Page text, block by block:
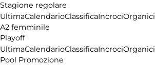
Stagione regolare
UltimaCalendarioClassificaIncrociOrganici
A2 femminile
Playoff
UltimaCalendarioClassificaIncrociOrganici
Pool Promozione